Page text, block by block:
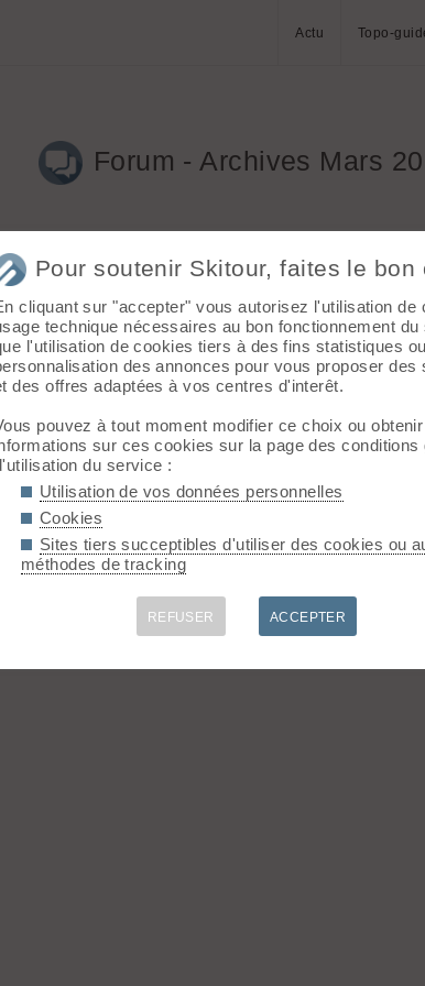
Actu Topo-
Forum - Archives Mars
Recherche Ford Fiesta noire AB-774-PM
Pour soutenir Skitour, faites le bon
cliquant sur "accepter" vous autorisez l'utilisation de
technique nécessaires au bon fonctionnement du
l'utilisation de cookies tiers à des fins statistiques
des annonces pour vous proposer des
des offres adaptées à vos centres d'interêt.
pouvez à tout moment modifier ce choix ou
sur ces cookies sur la page des conditions
du service :
Utilisation de vos données personnelles
Cookies
Sites tiers succeptibles d'utiliser des cookies ou
méthodes de tracking
REFUSER ACCEPTER